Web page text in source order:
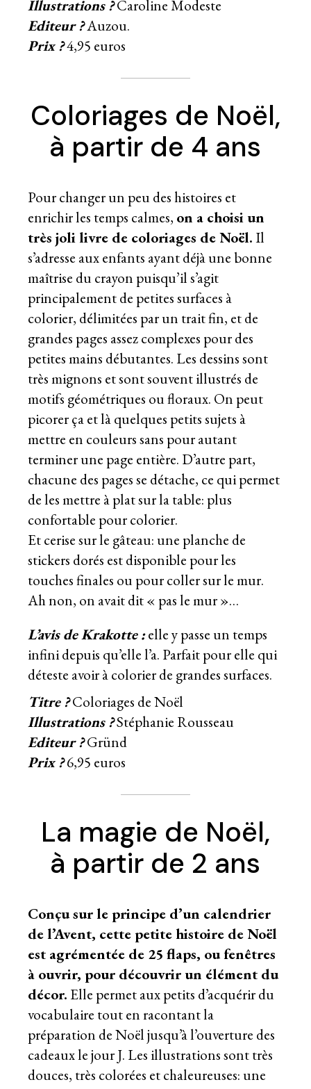
Illustrations ?Caroline Modeste
Editeur ?Auzou.
Prix ?4,95 euros
Coloriages de Noël,
à partir de 4 ans
Pour changer un peu des histoires et
enrichir les temps calmes, on a choisi un
très joli livre de coloriages de Noël.Il
s’adresse aux enfants ayant déjà une bonne
maîtrise du crayon puisqu’il s’agit
principalement de petites surfaces à
colorier, délimitées par un trait fin, et de
grandes pages assez complexes pour des
petites mains débutantes. Les dessins sont
très mignons et sont souvent illustrés de
motifs géométriques ou floraux. On peut
picorer ça et là quelques petits sujets à
mettre en couleurs sans pour autant
terminer une page entière. D’autre part,
chacune des pages se détache, ce qui permet
de les mettre à plat sur la table: plus
confortable pour colorier.
Et cerise sur le gâteau: une planche de
stickers dorés est disponible pour les
touches finales ou pour coller sur le mur.
Ah non, on avait dit « pas le mur »…
L’avis de Krakotte :elle y passe un temps
infini depuis qu’elle l’a. Parfait pour elle qui
déteste avoir à colorier de grandes surfaces.
Titre ?Coloriages de Noël
Illustrations ?Stéphanie Rousseau
Editeur ?Gründ
Prix ?6,95 euros
La magie de Noël,
à partir de 2 ans
Conçu sur le principe d’un calendrier
de l’Avent, cette petite histoire de Noël
est agrémentée de 25 flaps, ou fenêtres
à ouvrir, pour découvrir un élément du
décor. Elle permet aux petits d’acquérir du
vocabulaire tout en racontant la
préparation de Noël jusqu’à l’ouverture des
cadeaux le jour J. Les illustrations sont très
douces, très colorées et chaleureuses: une